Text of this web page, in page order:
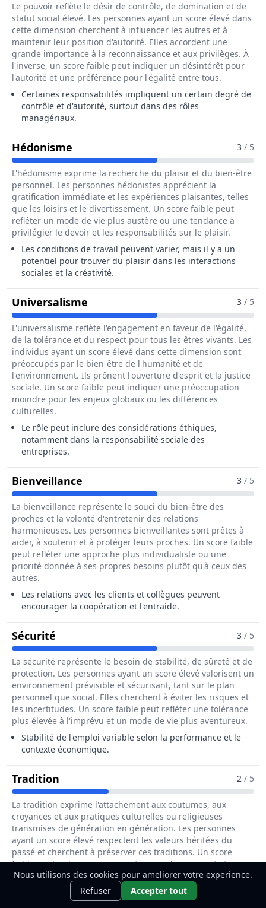
Le pouvoir reflète le désir de contrôle, de domination et de
statut social élevé. Les personnes ayant un score élevé dans
cette dimension cherchent à influencer les autres et à
maintenir leur position d'autorité. Elles accordent une
grande importance à la reconnaissance et aux privilèges. À
l'inverse, un score faible peut indiquer un désintérêt pour
l'autorité et une préférence pour l'égalité entre tous.
Certaines responsabilités impliquent un certain degré de
contrôle et d'autorité, surtout dans des rôles
managériaux.
Hédonisme Pour Le Métier De Entraîneur /3 / 5
L'hédonisme exprime la recherche du plaisir et du bien-être
personnel. Les personnes hédonistes apprécient la
gratification immédiate et les expériences plaisantes, telles
que les loisirs et le divertissement. Un score faible peut
refléter un mode de vie plus austère ou une tendance à
privilégier le devoir et les responsabilités sur le plaisir.
Les conditions de travail peuvent varier, mais il y a un
potentiel pour trouver du plaisir dans les interactions
sociales et la créativité.
Universalisme Pour Le Métier De Entraîneur /
3 / 5
L'universalisme reflète l'engagement en faveur de l'égalité,
de la tolérance et du respect pour tous les êtres vivants. Les
individus ayant un score élevé dans cette dimension sont
préoccupés par le bien-être de l'humanité et de
l'environnement. Ils prônent l'ouverture d'esprit et la justice
sociale. Un score faible peut indiquer une préoccupation
moindre pour les enjeux globaux ou les différences
culturelles.
Le rôle peut inclure des considérations éthiques,
notamment dans la responsabilité sociale des
entreprises.
Bienveillance Pour Le Métier De Entraîneur /
3 / 5
La bienveillance représente le souci du bien-être des
proches et la volonté d'entretenir des relations
harmonieuses. Les personnes bienveillantes sont prêtes à
aider, à soutenir et à protéger leurs proches. Un score faible
peut refléter une approche plus individualiste ou une
priorité donnée à ses propres besoins plutôt qu'à ceux des
autres.
Les relations avec les clients et collègues peuvent
encourager la coopération et l'entraide.
Sécurité Pour Le Métier De Entraîneur / 3 / 5
La sécurité représente le besoin de stabilité, de sûreté et de
protection. Les personnes ayant un score élevé valorisent un
environnement prévisible et sécurisant, tant sur le plan
personnel que social. Elles cherchent à éviter les risques et
les incertitudes. Un score faible peut refléter une tolérance
plus élevée à l'imprévu et un mode de vie plus aventureux.
Stabilité de l'emploi variable selon la performance et le
contexte économique.
Tradition Pour Le Métier De Entraîneur / 2 / 5
La tradition exprime l'attachement aux coutumes, aux
croyances et aux pratiques culturelles ou religieuses
transmises de génération en génération. Les personnes
ayant un score élevé respectent les valeurs héritées du
passé et cherchent à préserver ces traditions. Un score
faible peut indiquer une ouverture au changement et une
préférence pour l'innovation par rapport aux conventions
Moins de respect formel pour les traditions, le métier
Ce métier t'intéresse ?Découvre
comment le devenir.
Nous utilisons des cookies pour ameliorer votre experience.
Refuser
Accepter tout